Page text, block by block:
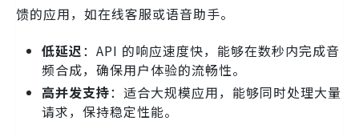
馈的应用，如在线客服或语音助手。
低延迟：API 的响应速度快，能够在数秒内完成音
频合成，确保用户体验的流畅性。
高并发支持：适合大规模应用，能够同时处理大量
请求，保持稳定性能。